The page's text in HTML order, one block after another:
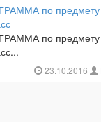
по предмету
по предмету
23.10.2016